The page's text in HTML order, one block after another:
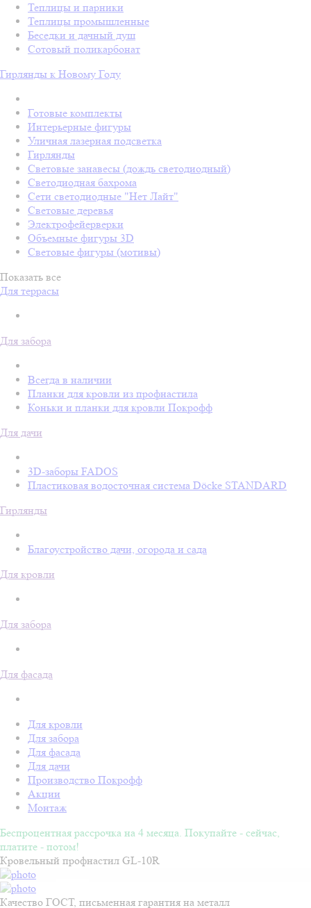
Теплицы и парники
Теплицы промышленные
Беседки и дачный душ
Сотовый поликарбонат
Гирлянды к Новому Году
Готовые комплекты
Интерьерные фигуры
Уличная лазерная подсветка
Гирлянды
Световые занавесы (дождь светодиодный)
Светодиодная бахрома
Сети светодиодные "Нет Лайт"
Световые деревья
Электрофейерверки
Объемные фигуры 3D
Световые фигуры (мотивы)
Показать все
Для террасы
Для забора
Всегда в наличии
Планки для кровли из профнастила
Коньки и планки для кровли Покрофф
Для дачи
3D-заборы FADOS
Пластиковая водосточная система Döcke STANDARD
Гирлянды
Благоустройство дачи, огорода и сада
Для кровли
Для забора
Для фасада
Для кровли
Для забора
Для фасада
Для дачи
Производство Покрофф
Акции
Монтаж
Беспроцентная рассрочка на 4 месяца. Покупайте - сейчас,
платите - потом!
Кровельный профнастил GL-10R
Качество ГОСТ, письменная гарантия на металл